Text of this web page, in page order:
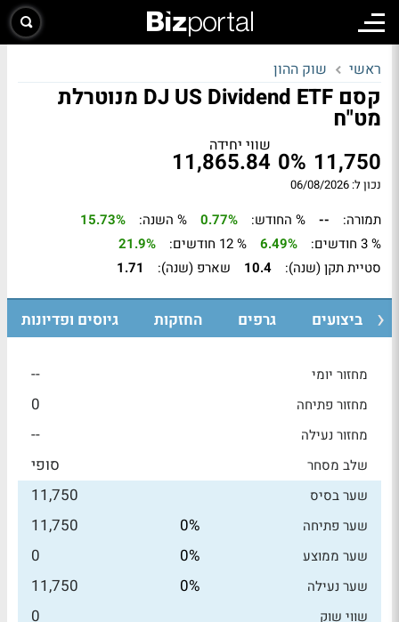
ראשי שוק ההון
קסם DJ US Dividend ETF מנוטרלת
מט"ח
11,750
0%
שווי יחידה
11,865.84
נכון ל: 06/08/2026
תמורה: -- % החודש: 0.77% % השנה:
15.73%
% 3 חודשים:
6.49% % 12 חודשים:
21.9%
סטיית תקן (שנה):
10.4 שארפ (שנה): 1.71
ביצועים גרפים החזקות גיוסים ופדיונות
מחזור יומי --
מחזור פתיחה 0
מחזור נעילה --
שלב מסחר סופי
שער בסיס 11,750
שער פתיחה 0%
11,750
שער ממוצע 0%
0
שער נעילה 0%
11,750
שווי שוק 0